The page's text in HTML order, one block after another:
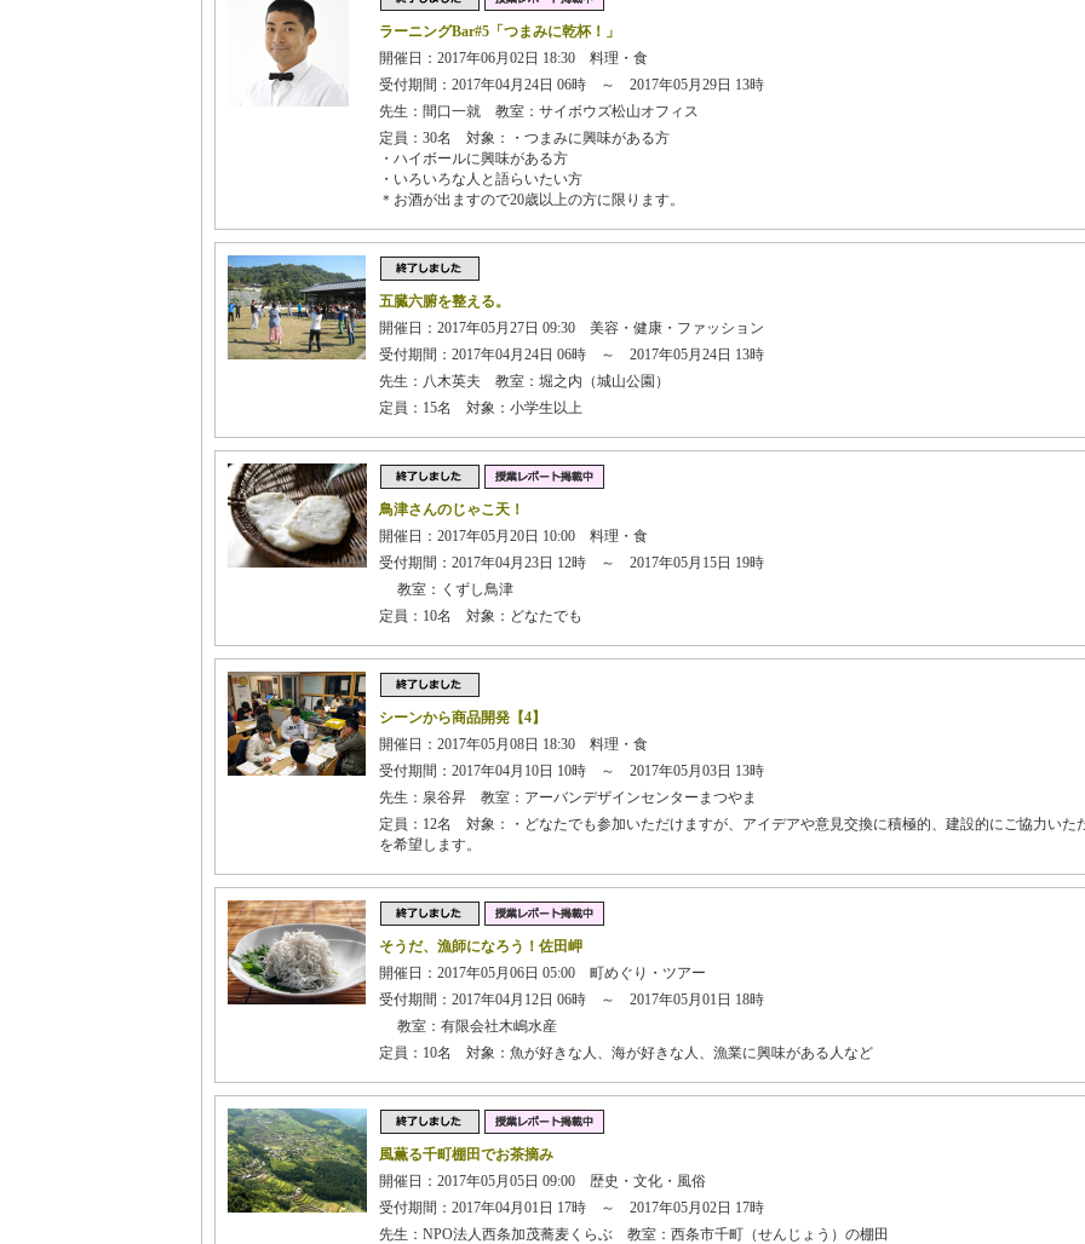
ラーニングBar#5「つまみに乾杯！」
開催日：2017年06月02日 18:30 料理・食
受付期間：2017年04月24日 06時 ～ 2017年05月29日 13時
先生：間口一就 教室：サイボウズ松山オフィス
定員：30名 対象：・つまみに興味がある方
・ハイボールに興味がある方
・いろいろな人と語らいたい方
＊お酒が出ますので20歳以上の方に限ります。
五臓六腑を整える。
開催日：2017年05月27日 09:30 美容・健康・ファッション
受付期間：2017年04月24日 06時 ～ 2017年05月24日 13時
先生：八木英夫 教室：堀之内（城山公園）
定員：15名 対象：小学生以上
鳥津さんのじゃこ天！
開催日：2017年05月20日 10:00 料理・食
受付期間：2017年04月23日 12時 ～ 2017年05月15日 19時
教室：くずし鳥津
定員：10名 対象：どなたでも
シーンから商品開発【4】
開催日：2017年05月08日 18:30 料理・食
受付期間：2017年04月10日 10時 ～ 2017年05月03日 13時
先生：泉谷昇 教室：アーバンデザインセンターまつやま
定員：12名 対象：・どなたでも参加いただけますが、アイデアや意見交換に積極的、建設的にご協力いた
を希望します。
そうだ、漁師になろう！佐田岬
開催日：2017年05月06日 05:00 町めぐり・ツアー
受付期間：2017年04月12日 06時 ～ 2017年05月01日 18時
教室：有限会社木嶋水産
定員：10名 対象：魚が好きな人、海が好きな人、漁業に興味がある人など
風薫る千町棚田でお茶摘み
開催日：2017年05月05日 09:00 歴史・文化・風俗
受付期間：2017年04月01日 17時 ～ 2017年05月02日 17時
先生：NPO法人西条加茂蕎麦くらぶ 教室：西条市千町（せんじょう）の棚田